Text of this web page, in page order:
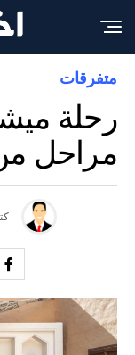
متفرقات
رحلة
مراحل